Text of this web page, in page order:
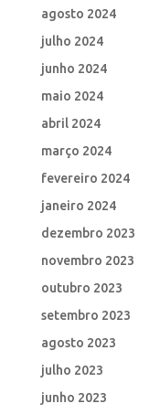
agosto 2024
julho 2024
junho 2024
maio 2024
abril 2024
março 2024
fevereiro 2024
janeiro 2024
dezembro 2023
novembro 2023
outubro 2023
setembro 2023
agosto 2023
julho 2023
junho 2023